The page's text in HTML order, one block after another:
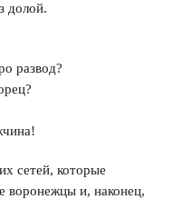
долой.
развод?
сетей, которые
воронежцы и, наконец,